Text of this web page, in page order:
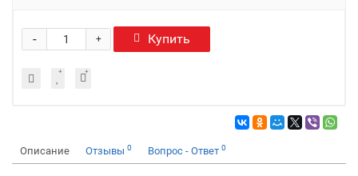
+
- Купить
Описание Отзывы 0 Вопрос - Ответ 0